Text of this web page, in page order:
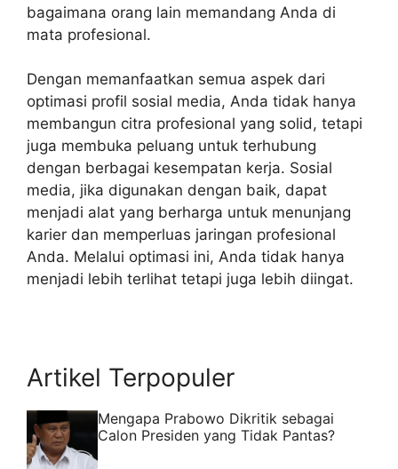
bagaimana orang lain memandang Anda di
mata profesional.
Dengan memanfaatkan semua aspek dari
optimasi profil sosial media, Anda tidak hanya
membangun citra profesional yang solid, tetapi
juga membuka peluang untuk terhubung
dengan berbagai kesempatan kerja. Sosial
media, jika digunakan dengan baik, dapat
menjadi alat yang berharga untuk menunjang
karier dan memperluas jaringan profesional
Anda. Melalui optimasi ini, Anda tidak hanya
menjadi lebih terlihat tetapi juga lebih diingat.
Artikel Terpopuler
Mengapa Prabowo Dikritik sebagai
Calon Presiden yang Tidak Pantas?